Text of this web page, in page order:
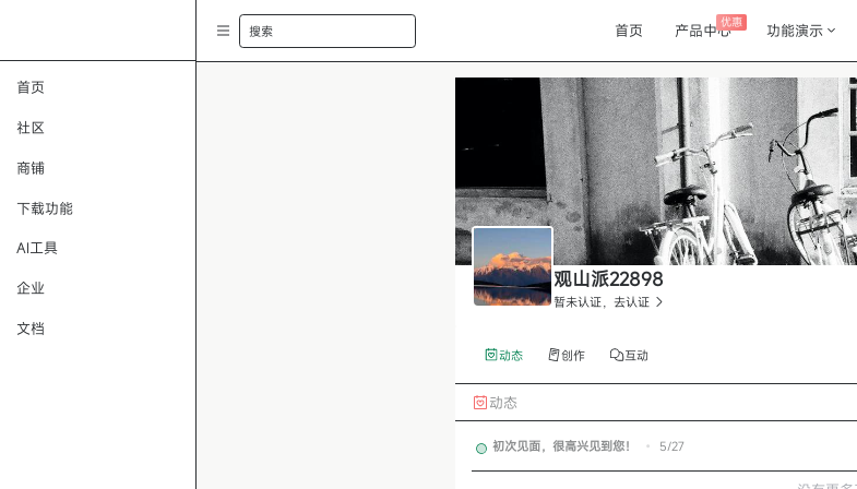
首页
社区
商铺
下载功能
AI工具
企业
文档
搜索 首页 产品中心优惠 功能演示
观山派22898
暂未认证，去认证
动态 创作 互动
动态
初次见面，很高兴见到您！ • 5/27